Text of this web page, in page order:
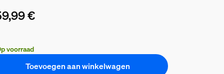
€
voorraad
Toevoegen aan winkelwagen